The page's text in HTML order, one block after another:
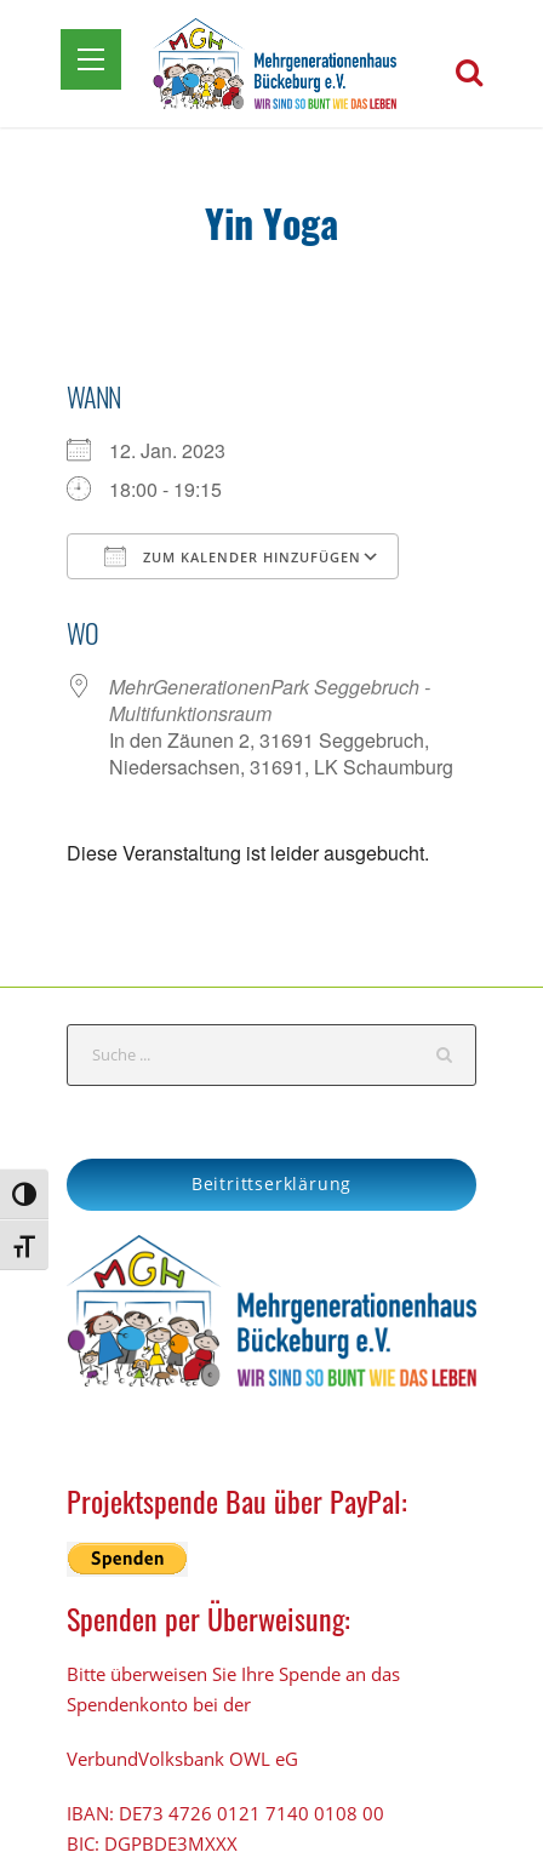
Umschalten auf hohe Kontraste
Schrift vergrößern
Yin Yoga
WANN
12. Jan. 2023
18:00 - 19:15
ZUM KALENDER HINZUFÜGEN
WO
MehrGenerationenPark Seggebruch -
Multifunktionsraum
In den Zäunen 2, 31691 Seggebruch,
Niedersachsen, 31691, LK Schaumburg
Diese Veranstaltung ist leider ausgebucht.
h
Beitrittserklärung
Projektspende Bau über PayPal:
Spenden per Überweisung:
Bitte überweisen Sie Ihre Spende an das
Spendenkonto bei der
VerbundVolksbank OWL eG
IBAN: DE73 4726 0121 7140 0108 00
BIC: DGPBDE3MXXX